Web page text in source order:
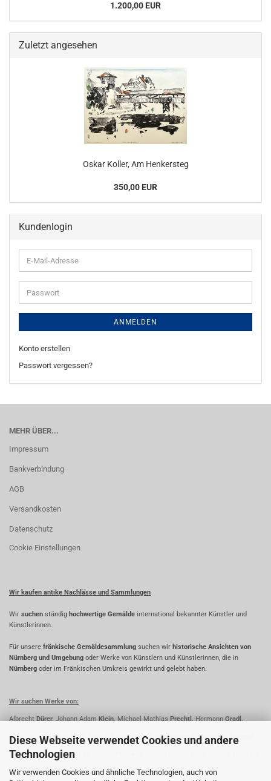
Diese Webseite verwendet Cookies und andere
Technologien
Wir verwenden Cookies und ähnliche Technologien, auch von
1.200,00 EUR
Zuletzt angesehen
Oskar Koller, Am Henkersteg
350,00 EUR
Kundenlogin
E-
Mail-
Adresse
Passwort
ANMELDEN
Konto erstellen
Passwort vergessen?
MEHR ÜBER...
Impressum
Bankverbindung
AGB
Versandkosten
Datenschutz
Cookie Einstellungen
Wir kaufen antike Nachlässe und Sammlungen
Wir suchen ständig hochwertige Gemälde international bekannter Künstler und
Künstlerinnen.
Für unsere fränkische Gemäldesammlung suchen wir historische Ansichten von
Nürnberg und Umgebung oder Werke von Künstlern und Künstlerinnen, die in
Nürnberg oder im Fränkischen Umkreis gewirkt und gelebt haben.
Wir suchen Werke von:
Albrecht Dürer, Johann Adam Klein, Michael Mathias Prechtl, Hermann Gradl,
Georg Wilhelm Wanderer, Friedrich Wanderer, Rudolf Schiestl,Matthäus Schiestl,
FridrichPerlberg,Christian Johann
Kreul,LorenzRitter,PaulRitter, OskarKoller,JohannIhle